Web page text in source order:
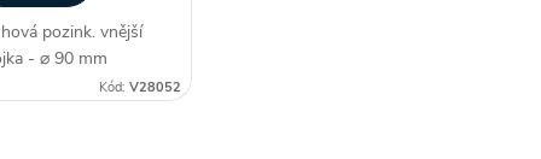
pozink. vnější
- ⌀ 90 mm
délka 94 mm,
Kód:V28052